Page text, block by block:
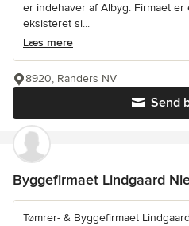
er indehaver af Albyg. Firmaet
eksisteret si...
Læs mere
Send
8920, Randers NV
Byggefirmaet Lindgaard
Tømrer- & Byggefirmaet